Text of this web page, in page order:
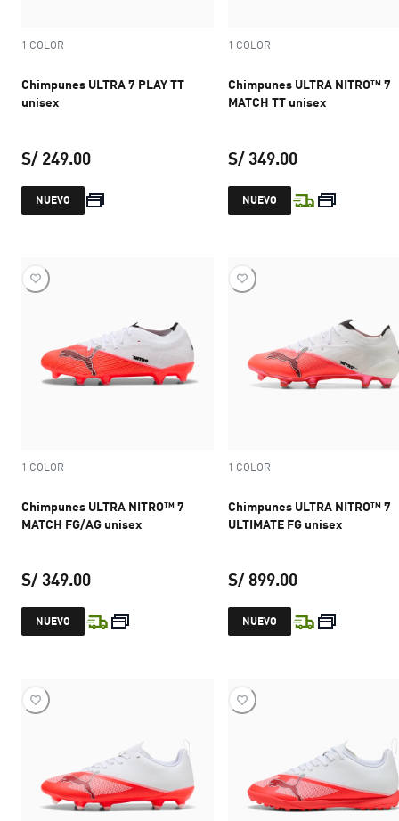
1 COLOR
Chimpunes ULTRA 7 PLAY TT
unisex
S/ 249.00
precio actual S/ 249.00
NUEVO
1 COLOR
Chimpunes ULTRA NITRO™ 7
MATCH TT unisex
S/ 349.00
precio actual
NUEVO
1 COLOR
Chimpunes ULTRA NITRO™ 7
MATCH FG/AG unisex
S/ 349.00
precio actual S/ 349.00
NUEVO
1 COLOR
Chimpunes ULTRA NITRO™ 7
ULTIMATE FG unisex
S/ 899.00
precio actual
NUEVO